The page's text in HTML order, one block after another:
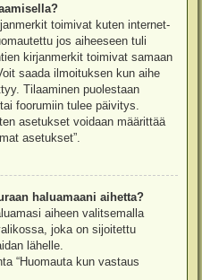
toimivat kuten internet-
jos aiheeseen tuli
kirjanmerkit toimivat samaan
saada ilmoituksen kun aihe
Tilaaminen puolestaan
foorumiin tulee päivitys.
asetukset voidaan määrittää
asetukset”.
haluamaani aihetta?
aiheen valitsemalla
joka on sijoitettu
lähelle.
“Huomauta kun vastaus